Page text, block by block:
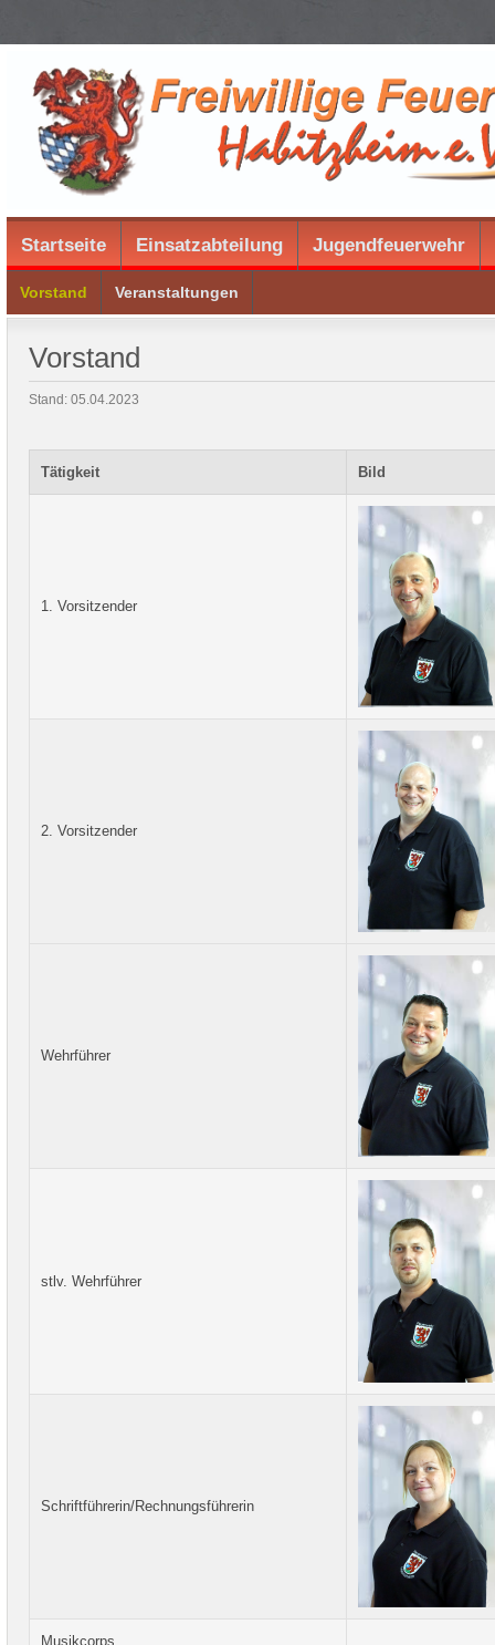
Startseite Einsatzabteilung Jugendfeuerwehr
Vorstand Veranstaltungen
Vorstand
Stand: 05.04.2023
Tätigkeit Bild
1. Vorsitzender
2. Vorsitzender
Wehrführer
stlv. Wehrführer
Schriftführerin/Rechnungsführerin
Musikcorps